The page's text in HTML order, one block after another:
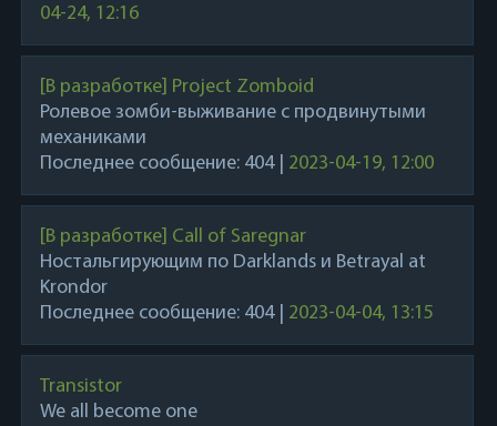
04-24, 12:16
[В разработке] Project Zomboid
Ролевое зомби-выживание с продвинутыми
механиками
Последнее сообщение: 404| 2023-04-19, 12:00
[В разработке] Call of Saregnar
Ностальгирующим по Darklands и Betrayal at
Krondor
Последнее сообщение: 404| 2023-04-04, 13:15
Transistor
We all become one